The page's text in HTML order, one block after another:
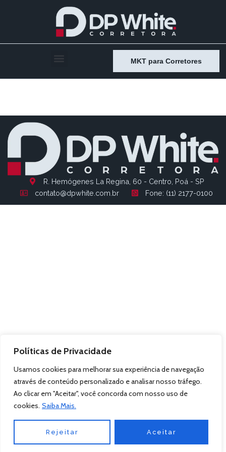
Políticas de Privacidade
Usamos cookies para melhorar sua experiência de navegação
através de conteúdo personalizado e analisar nosso tráfego.
Ao clicar em "Aceitar", você concorda com nosso uso de
cookies. Saiba Mais.
Rejeitar Aceitar
MKT para Corretores
R. Hemógenes La Regina, 60 - Centro, Poá - SP
contato@dpwhite.com.br
Fone: (11) 2177-0100